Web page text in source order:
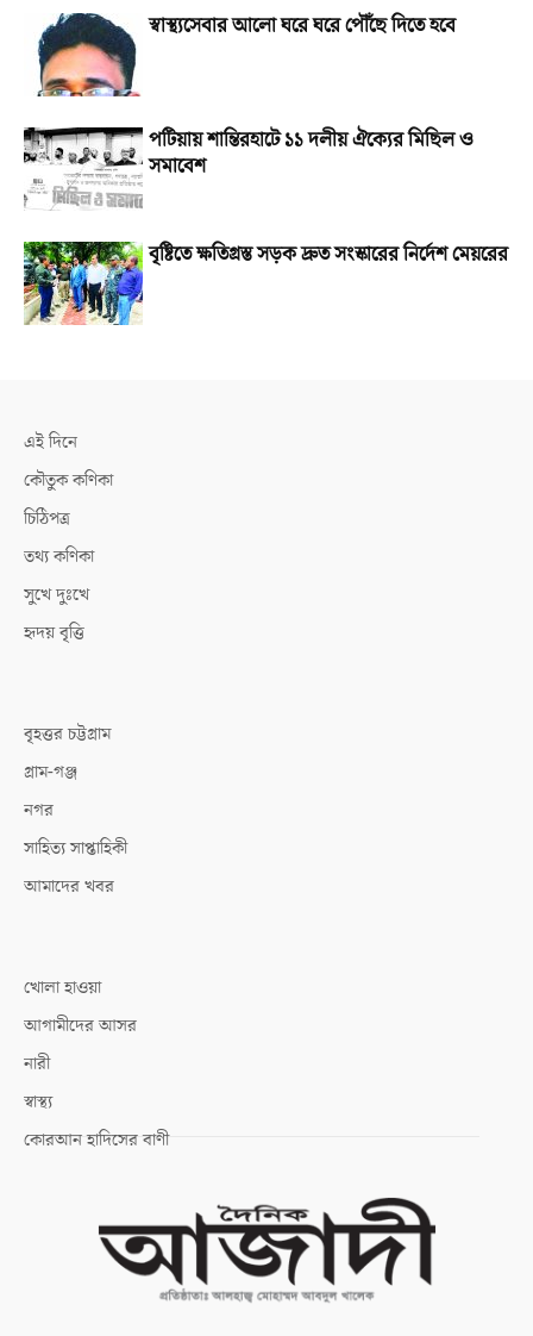
স্বাস্থ্যসেবার আলো ঘরে ঘরে পৌঁছে দিতে হবে
পটিয়ায় শান্তিরহাটে ১১ দলীয় ঐক্যের মিছিল ও
সমাবেশ
বৃষ্টিতে ক্ষতিগ্রস্ত সড়ক দ্রুত সংস্কারের নির্দেশ মেয়রের
এই দিনে
কৌতুক কণিকা
চিঠিপত্র
তথ্য কণিকা
সুখে দুঃখে
হৃদয় বৃত্তি
বৃহত্তর চট্টগ্রাম
গ্রাম-গঞ্জ
নগর
সাহিত্য সাপ্তাহিকী
আমাদের খবর
খোলা হাওয়া
আগামীদের আসর
নারী
স্বাস্থ্য
কোরআন হাদিসের বাণী